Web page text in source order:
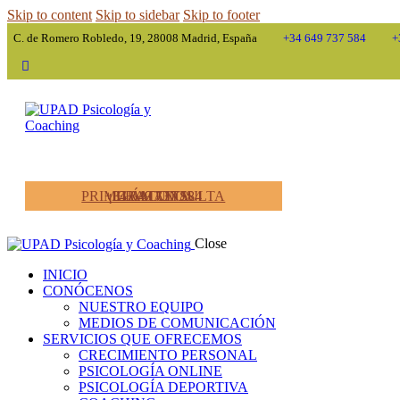
Skip to content Skip to sidebar Skip to footer
C. de Romero Robledo, 19, 28008 Madrid, España +34 649 737 584
instagram
facebook
twitter-
x
PRIMERA CONSULTA GRATUITA
¡LLÁMANOS!
+34 649 737 584
Close
INICIO
CONÓCENOS
NUESTRO EQUIPO
MEDIOS DE COMUNICACIÓN
SERVICIOS QUE OFRECEMOS
CRECIMIENTO PERSONAL
PSICOLOGÍA ONLINE
PSICOLOGÍA DEPORTIVA